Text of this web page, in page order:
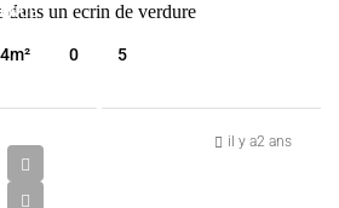
dans un ecrin de verdure
m² 0 5
il y a2 ans
4